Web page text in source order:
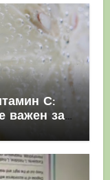
С:
важен за